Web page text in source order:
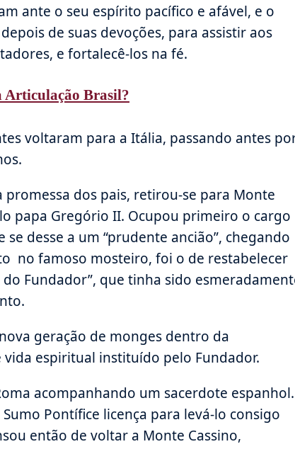
ante o seu espírito pacífico e afável, e o
de suas devoções, para assistir aos
e fortalecê-los na fé.
Articulação Brasil?
voltaram para a Itália, passando antes
dos pais, retirou-se para Monte
papa Gregório II. Ocupou primeiro o cargo
desse a um “prudente ancião”, chegando
no famoso mosteiro, foi o de restabelecer
Fundador”, que tinha sido
geração de monges dentro da
espiritual instituído pelo Fundador.
acompanhando um sacerdote espanhol.
Pontífice licença para levá-lo consigo
então de voltar a Monte Cassino,